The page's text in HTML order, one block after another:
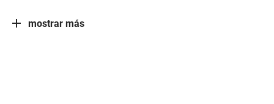
mostrar más